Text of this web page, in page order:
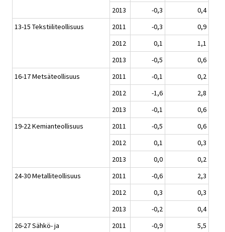
2013
-0,3
0,4
13-15 Tekstiiliteollisuus
2011 -0,3
0,9
2012
0,1
1,1
2013
-0,5
0,6
16-17 Metsäteollisuus
2011 -0,1
0,2
2012
-1,6
2,8
2013
-0,1
0,6
19-22 Kemianteollisuus
2011 -0,5
0,6
2012
0,1
0,3
2013
0,0
0,2
24-30 Metalliteollisuus
2011 -0,6
2,3
2012
0,3
0,3
2013
-0,2
0,4
26-27 Sähkö- ja
2011 -0,9
5,5